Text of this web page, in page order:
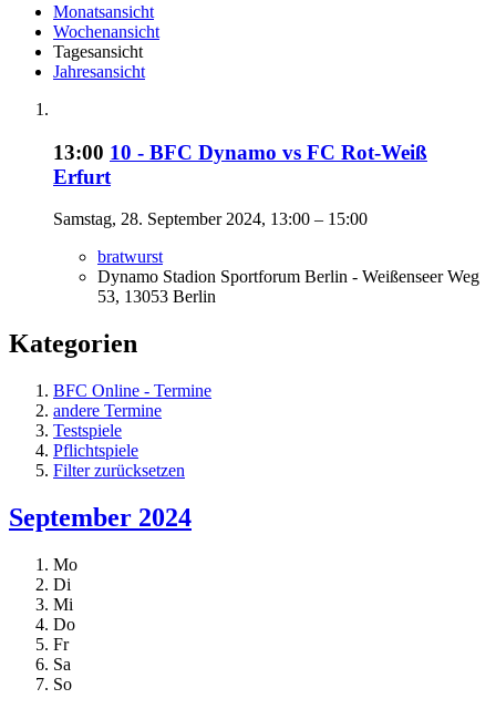
Monatsansicht
Wochenansicht
Tagesansicht
Jahresansicht
13:00 10 - BFC Dynamo vs FC Rot-Weiß
Erfurt
Samstag, 28. September 2024, 13:00 – 15:00
bratwurst
Dynamo Stadion Sportforum Berlin - Weißenseer Weg
53, 13053 Berlin
Kategorien
BFC Online - Termine
andere Termine
Testspiele
Pflichtspiele
Filter zurücksetzen
September 2024
Mo
Di
Mi
Do
Fr
Sa
So